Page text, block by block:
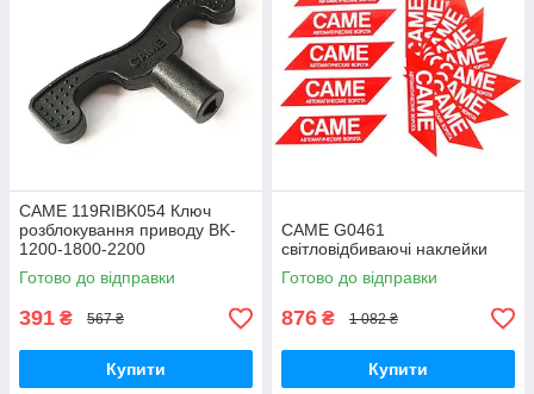
CAME 119RIBK054 Ключ
розблокування приводу BK-
1200-1800-2200
Готово до відправки
391 ₴ 567 ₴
Купити
CAME G0461
світловідбиваючі наклейки
Готово до відправки
876 ₴ 1 082 ₴
Купити